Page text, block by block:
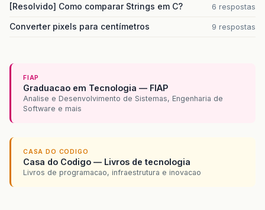
[Resolvido] Como comparar Strings em C? 6 respostas
Converter pixels para centímetros 9 respostas
FIAP
Graduacao em Tecnologia — FIAP
Analise e Desenvolvimento de Sistemas, Engenharia de
Software e mais
CASA DO CODIGO
Casa do Codigo — Livros de tecnologia
Livros de programacao, infraestrutura e inovacao